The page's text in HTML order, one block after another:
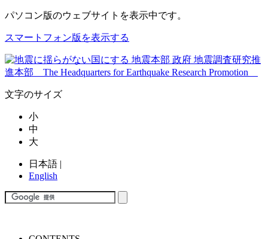
パソコン版のウェブサイトを表示中です。
スマートフォン版を表示する
文字のサイズ
小
中
大
日本語 |
English